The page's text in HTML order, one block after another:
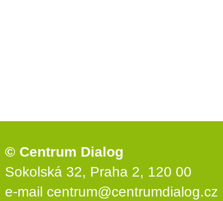
© Centrum Dialog
Sokolská 32, Praha 2, 120 00
e-mail centrum@centrumdialog.cz